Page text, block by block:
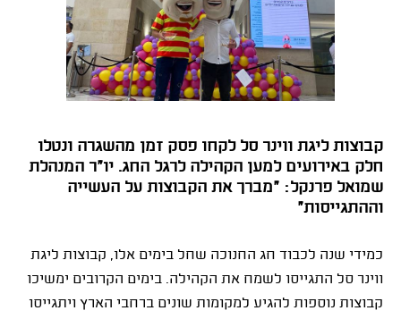
קבוצות ליגת ווינר סל לקחו פסק זמן מהשגרה ונטלו
חלק באירועים למען הקהילה לרגל החג. יו"ר המנהלת
שמואל פרנקל: "מברך את הקבוצות על העשייה
וההתגייסות"
כמידי שנה לכבוד חג החנוכה שחל בימים אלו, קבוצות ליגת
ווינר סל התגייסו לשמח את הקהילה. בימים הקרובים ימשיכו
קבוצות נוספות להגיע למקומות שונים ברחבי הארץ ויתגייסו